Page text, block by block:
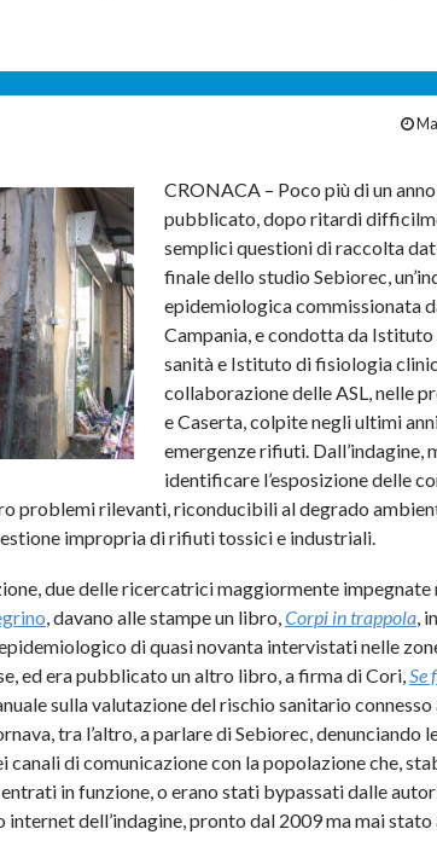
CRONACA – Poco più di un
pubblicato, dopo ritardi
semplici questioni di raccolta
finale dello studio Sebiorec,
epidemiologica commissionata
Campania, e condotta da
sanità e Istituto di fisiologia
collaborazione delle ASL, nelle
e Caserta, colpite negli ultimi
emergenze rifiuti. Dall’indagine,
identificare l’esposizione delle
problemi rilevanti, riconducibili al degrado
impropria di rifiuti tossici e industriali.
due delle ricercatrici maggiormente impegnate
, davano alle stampe un libro,Corpi in trappola,
di quasi novanta intervistati nelle
ed era pubblicato un altro libro, a firma di Cori,Se
sulla valutazione del rischio sanitario connesso
tra l’altro, a parlare di Sebiorec, denunciando
canali di comunicazione con la popolazione che,
entrati in funzione, o erano stati bypassati dalle
dell’indagine, pronto dal 2009 ma mai